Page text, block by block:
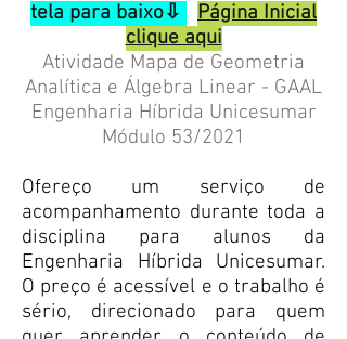
tela para baixo⇩
Página Inicial
clique aqui
​Atividade Mapa de Geometria
Analítica e Álgebra Linear - GAAL
Engenharia Híbrida Unicesumar
Módulo 53/2021
Ofereço um serviço de
acompanhamento durante toda a
disciplina para alunos da
Engenharia Híbrida Unicesumar.
O preço é acessível e o trabalho é
sério, direcionado para quem